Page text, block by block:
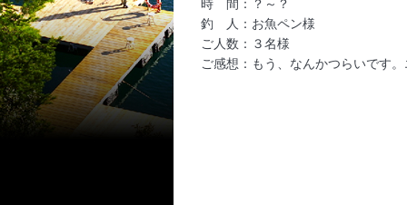
時 間：？～？
釣 人：お魚ペン様
ご人数：３名様
ご感想：もう、なんかつらいです